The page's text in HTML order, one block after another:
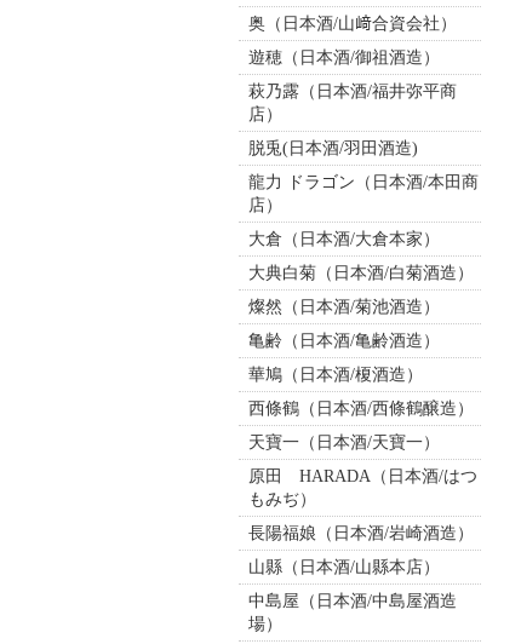
奥（日本酒/山﨑合資会社）
遊穂（日本酒/御祖酒造）
萩乃露（日本酒/福井弥平商
店）
脱兎(日本酒/羽田酒造)
龍力 ドラゴン（日本酒/本田商
店）
大倉（日本酒/大倉本家）
大典白菊（日本酒/白菊酒造）
燦然（日本酒/菊池酒造）
亀齢（日本酒/亀齢酒造）
華鳩（日本酒/榎酒造）
西條鶴（日本酒/西條鶴醸造）
天寶一（日本酒/天寶一）
原田 HARADA（日本酒/はつ
もみぢ）
長陽福娘（日本酒/岩崎酒造）
山縣（日本酒/山縣本店）
中島屋（日本酒/中島屋酒造
場）